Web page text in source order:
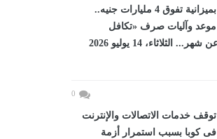
بميزانية تفوق 4 مليارات جنيه..
موعد وآليات صرف «تكافل
وكرامة» عن شهر... الثلاثاء، 14 يوليو 2026
0
توقف خدمات الاتصالات والإنترنت
فى كوبا بسبب استمرار أزمة